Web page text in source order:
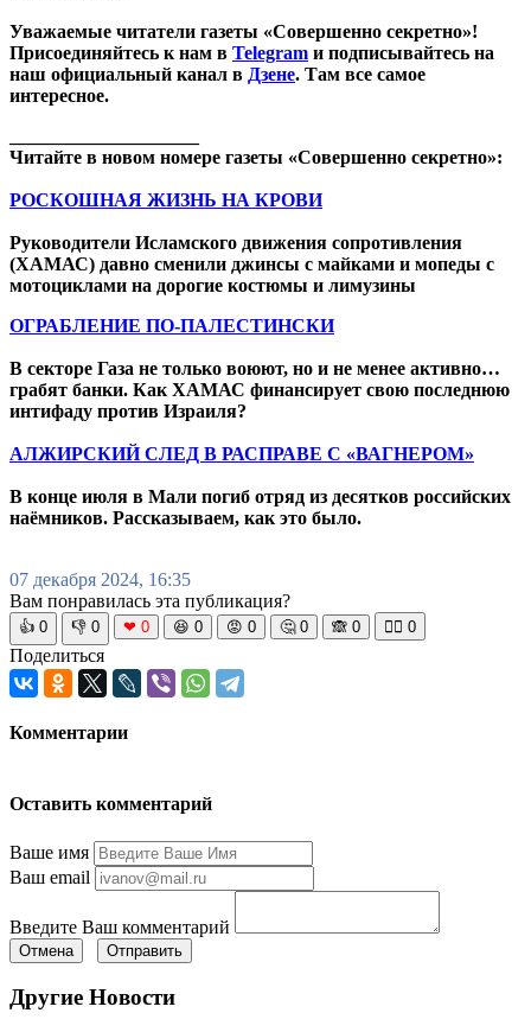
Уважаемые читатели газеты «Совершенно секретно»!
Присоединяйтесь к нам в Telegram и подписывайтесь на
наш официальный канал в Дзене. Там все самое
интересное.
Читайте в новом номере газеты «Совершенно секретно»:
РОСКОШНАЯ ЖИЗНЬ НА КРОВИ
Руководители Исламского движения сопротивления
(ХАМАС) давно сменили джинсы с майками и мопеды с
мотоциклами на дорогие костюмы и лимузины
ОГРАБЛЕНИЕ ПО-ПАЛЕСТИНСКИ
В секторе Газа не только воюют, но и не менее активно…
грабят банки. Как ХАМАС финансирует свою последнюю
интифаду против Израиля?
АЛЖИРСКИЙ СЛЕД В РАСПРАВЕ С «ВАГНЕРОМ»
В конце июля в Мали погиб отряд из десятков российских
наёмников. Рассказываем, как это было.
07 декабря 2024, 16:35
Вам понравилась эта публикация?
👍 0 👎 0 ❤ 0 😆 0 😡 0 🤔 0 🙈 0 🧘‍♀️ 0
Поделиться
Комментарии
Оставить комментарий
Ваше имя
Ваш email
Введите Ваш комментарий
Отмена Отправить
Другие Новости